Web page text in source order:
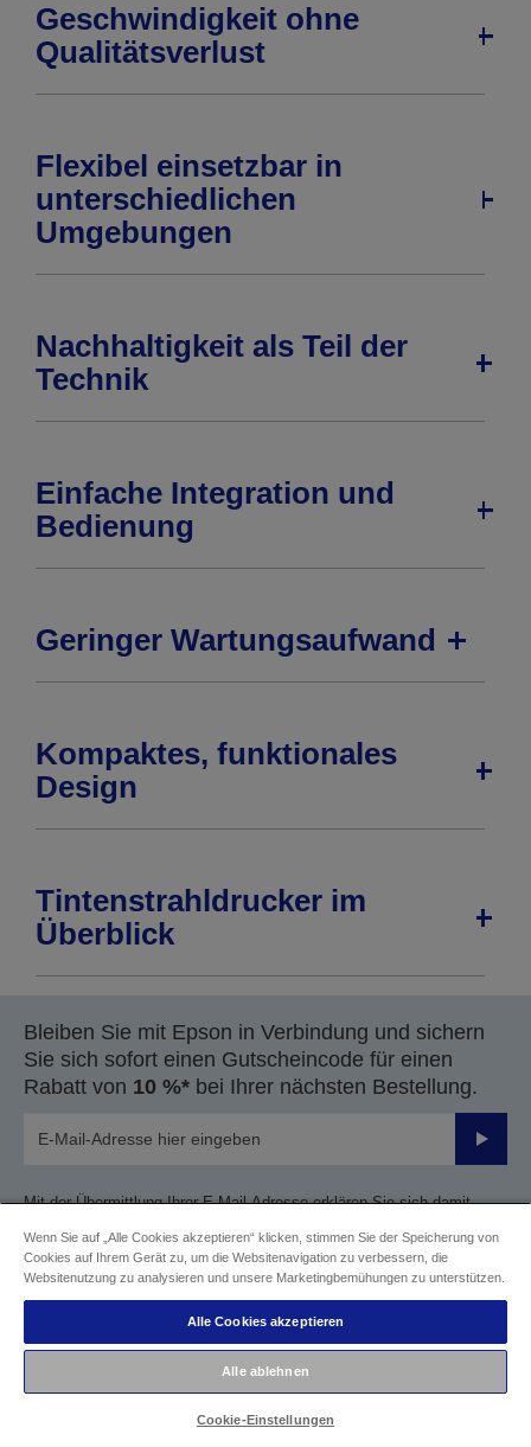
Geschwindigkeit ohne
Qualitätsverlust
Flexibel einsetzbar in
unterschiedlichen
Umgebungen
Nachhaltigkeit als Teil der
Technik
Einfache Integration und
Bedienung
Geringer Wartungsaufwand
Kompaktes, funktionales
Design
Tintenstrahldrucker im
Überblick
Bleiben Sie mit Epson in Verbindung und sichern
Sie sich sofort einen Gutscheincode für einen
Rabatt von 10 %* bei Ihrer nächsten Bestellung.
Mit der Übermittlung Ihrer E-Mail-Adresse erklären Sie sich damit
Veranstaltungen, Promotions und Services zu erhalten, die auch zur
Durchführung von Marktanalysen und Umfragen verwendet werden
können. Sie erhalten diese per E-Mail oder über andere Arten der
und Ihres Online-Verhaltens gemäß derEpson Datenschutzrichtlinie
Wenn Sie auf „Alle Cookies akzeptieren“ klicken, stimmen Sie der Speicherung von
Cookies auf Ihrem Gerät zu, um die Websitenavigation zu verbessern, die
Websitenutzung zu analysieren und unsere Marketingbemühungen zu unterstützen.
Alle Cookies akzeptieren
Alle ablehnen
Cookie-Einstellungen